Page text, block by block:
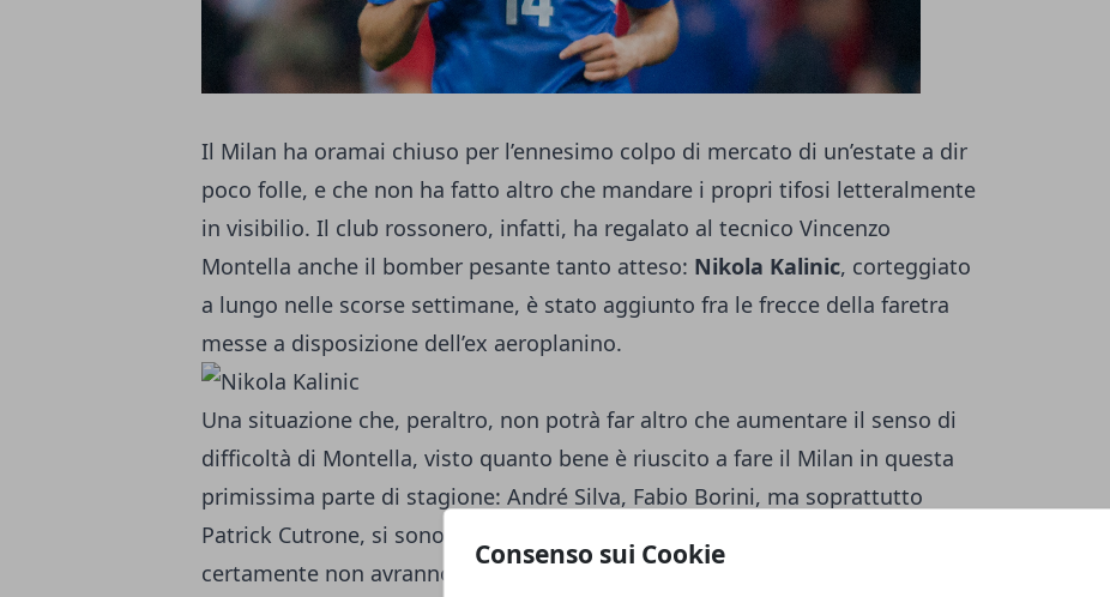
Consenso sui Cookie
Il Milan ha oramai chiuso per l’ennesimo colpo di mercato di un’estate a dir
poco folle, e che non ha fatto altro che mandare i propri tifosi letteralmente
in visibilio. Il club rossonero, infatti, ha regalato al tecnico Vincenzo
Montella anche il bomber pesante tanto atteso: Nikola Kalinic, corteggiato
a lungo nelle scorse settimane, è stato aggiunto fra le frecce della faretra
messe a disposizione dell’ex aeroplanino.
Una situazione che, peraltro, non potrà far altro che aumentare il senso di
difficoltà di Montella, visto quanto bene è riuscito a fare il Milan in questa
primissima parte di stagione: André Silva, Fabio Borini, ma soprattutto
Patrick Cutrone, si sono comportati più che egregiamente finora, e
certamente non avranno la minima intenzione di cedere il posto al nuovo